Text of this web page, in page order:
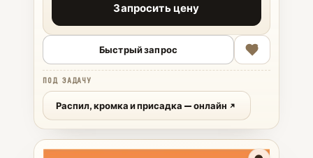
Запросить цену
Быстрый запрос
ПОД ЗАДАЧУ
Распил, кромка и присадка — онлайн